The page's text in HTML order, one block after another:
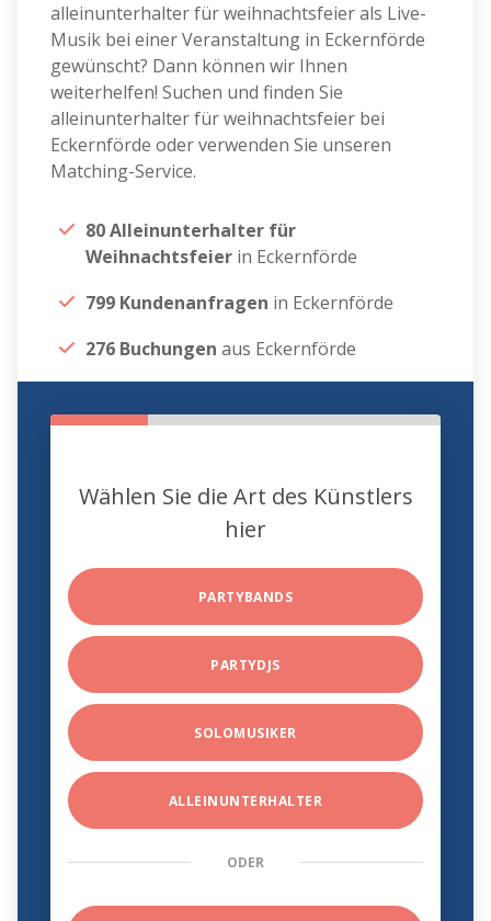
alleinunterhalter für weihnachtsfeier als Live-
Musik bei einer Veranstaltung in Eckernförde
gewünscht? Dann können wir Ihnen
weiterhelfen! Suchen und finden Sie
alleinunterhalter für weihnachtsfeier bei
Eckernförde oder verwenden Sie unseren
Matching-Service.
80 Alleinunterhalter für
Weihnachtsfeier in Eckernförde
799 Kundenanfragen in Eckernförde
276 Buchungen aus Eckernförde
Wählen Sie die Art des Künstlers
hier
PARTYBANDS
PARTYDJS
SOLOMUSIKER
ALLEINUNTERHALTER
ODER